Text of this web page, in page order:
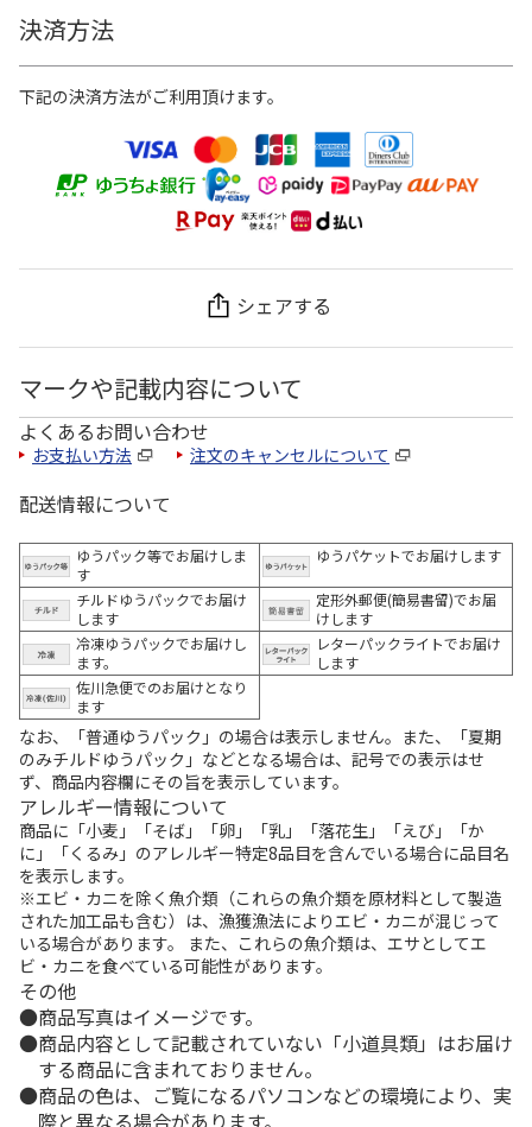
決済方法
下記の決済方法がご利用頂けます。
シェアする
マークや記載内容について
よくあるお問い合わせ
お支払い方法 注文のキャンセルについて
配送情報について
ゆうパック等でお届けしま
す
ゆうパケットでお届けします
チルドゆうパックでお届け
します
定形外郵便(簡易書留)でお届
けします
冷凍ゆうパックでお届けし
ます。
レターパックライトでお届け
します
佐川急便でのお届けとなり
ます
なお、「普通ゆうパック」の場合は表示しません。また、「夏期
のみチルドゆうパック」などとなる場合は、記号での表示はせ
ず、商品内容欄にその旨を表示しています。
アレルギー情報について
商品に「小麦」「そば」「卵」「乳」「落花生」「えび」「か
に」「くるみ」のアレルギー特定8品目を含んでいる場合に品目名
を表示します。
※エビ・カニを除く魚介類（これらの魚介類を原材料として製造
された加工品も含む）は、漁獲漁法によりエビ・カニが混じって
いる場合があります。 また、これらの魚介類は、エサとしてエ
ビ・カニを食べている可能性があります。
その他
商品写真はイメージです。
商品内容として記載されていない「小道具類」はお届け
する商品に含まれておりません。
商品の色は、ご覧になるパソコンなどの環境により、実
際と異なる場合があります。